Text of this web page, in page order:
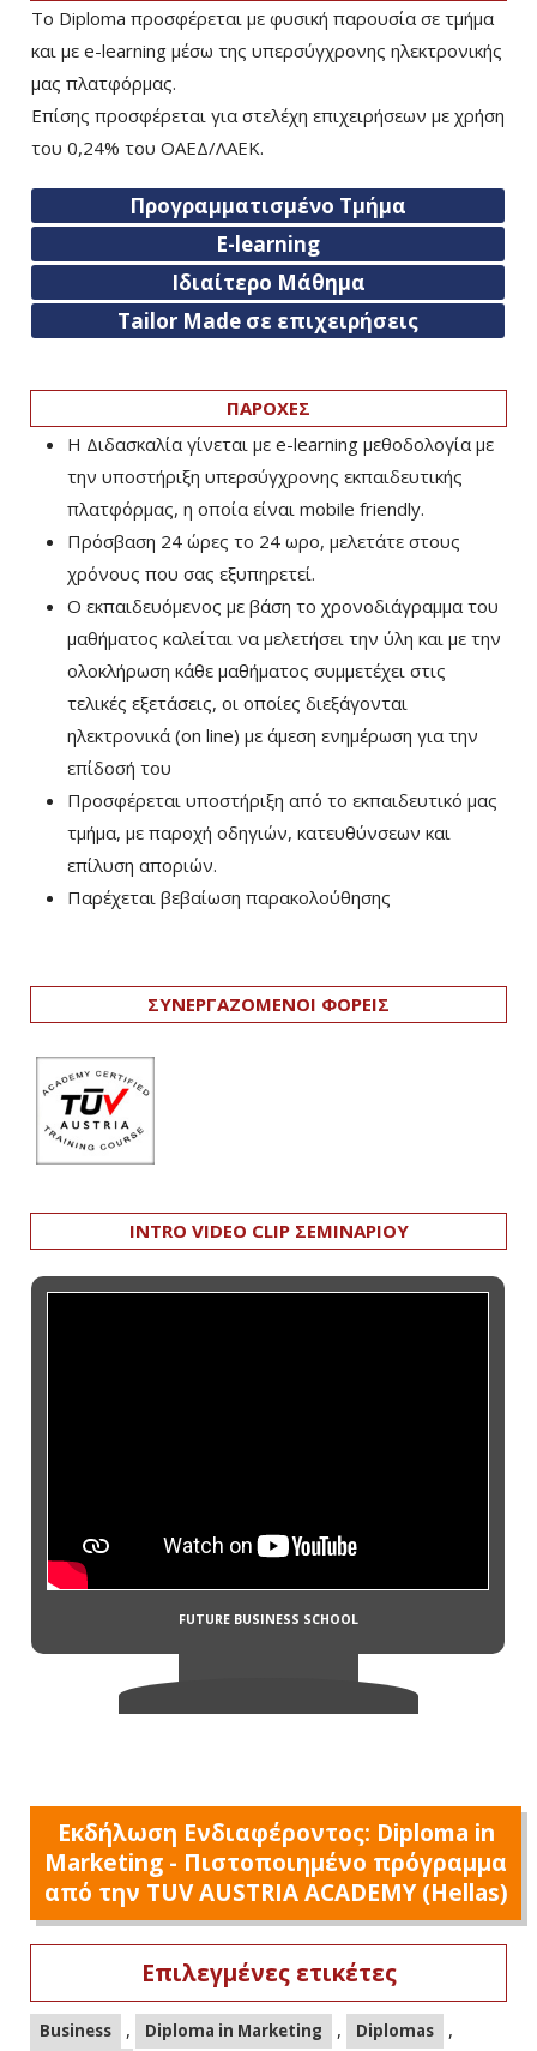
Το Diploma προσφέρεται με φυσική παρουσία σε τμήμα
και με e-learning μέσω της υπερσύγχρονης ηλεκτρονικής
μας πλατφόρμας.
Επίσης προσφέρεται για στελέχη επιχειρήσεων με χρήση
του 0,24% του ΟΑΕΔ/ΛΑΕΚ.
Προγραμματισμένο Τμήμα
E-learning
Ιδιαίτερο Μάθημα
Tailor Made σε επιχειρήσεις
ΠΑΡΟΧΕΣ
Η Διδασκαλία γίνεται με e-learning μεθοδολογία με
την υποστήριξη υπερσύγχρονης εκπαιδευτικής
πλατφόρμας, η οποία είναι mobile friendly.
Πρόσβαση 24 ώρες το 24 ωρο, μελετάτε στους
χρόνους που σας εξυπηρετεί.
Ο εκπαιδευόμενος με βάση το χρονοδιάγραμμα του
μαθήματος καλείται να μελετήσει την ύλη και με την
ολοκλήρωση κάθε μαθήματος συμμετέχει στις
τελικές εξετάσεις, οι οποίες διεξάγονται
ηλεκτρονικά (on line) με άμεση ενημέρωση για την
επίδοσή του
Προσφέρεται υποστήριξη από το εκπαιδευτικό μας
τμήμα, με παροχή οδηγιών, κατευθύνσεων και
επίλυση αποριών.
Παρέχεται βεβαίωση παρακολούθησης
ΣΥΝΕΡΓΑΖΟΜΕΝΟΙ ΦΟΡΕΙΣ
INTRO VIDEO CLIP ΣΕΜΙΝΑΡΙΟΥ
Εκδήλωση Ενδιαφέροντος: Diploma in
Marketing - Πιστοποιημένο πρόγραμμα
από την TUV AUSTRIA ACADEMY (Hellas)
Επιλεγμένες ετικέτες
Business , Diploma in Marketing , Diplomas ,